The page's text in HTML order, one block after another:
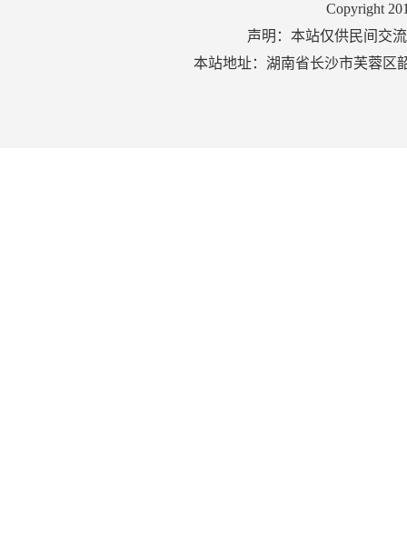
Copyright
声明：本站仅供民间交
本站地址：湖南省长沙市芙蓉区